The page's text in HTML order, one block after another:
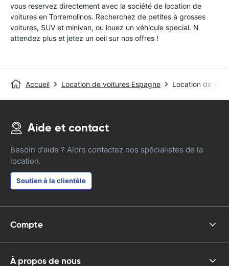
vous reservez directement avec la société de location de
voitures en Torremolinos. Recherchez de petites à grosses
voitures, SUV et minivan, ou louez un véhicule special. N
attendez plus et jetez un oeil sur nos offres !
Accueil Location de voitures Espagne Location de
Aide et contact
Besoin d'aide ? Alors contactez nos spécialistes de la
location.
Soutien à la clientèle
Compte
À propos de nous